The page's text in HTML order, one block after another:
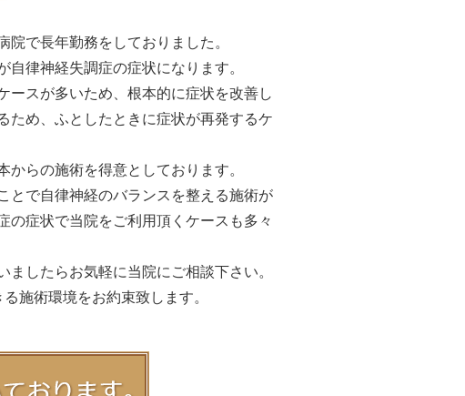
で長年勤務をしておりました。
律神経失調症の症状になります。
ースが多いため、根本的に症状を改善し
ため、ふとしたときに症状が再発するケ
らの施術を得意としております。
とで自律神経のバランスを整える施術が
の症状で当院をご利用頂くケースも多々
したらお気軽に当院にご相談下さい。
施術環境をお約束致します。